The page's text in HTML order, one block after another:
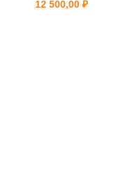
12 500,00 ₽